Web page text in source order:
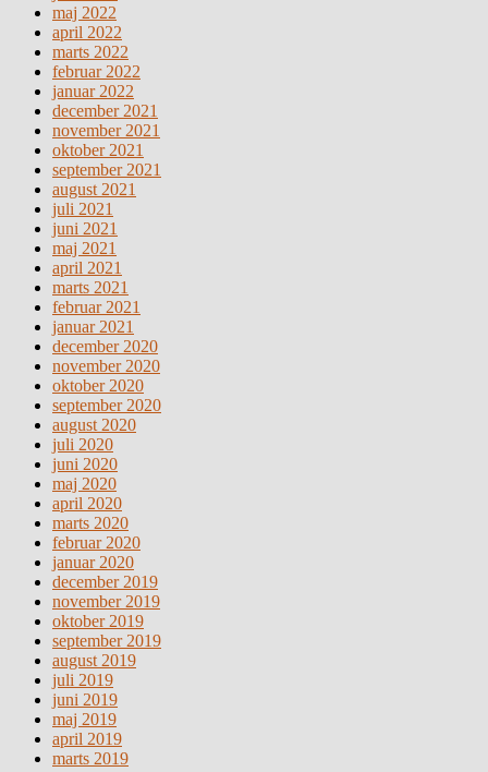
maj 2022
april 2022
marts 2022
februar 2022
januar 2022
december 2021
november 2021
oktober 2021
september 2021
august 2021
juli 2021
juni 2021
maj 2021
april 2021
marts 2021
februar 2021
januar 2021
december 2020
november 2020
oktober 2020
september 2020
august 2020
juli 2020
juni 2020
maj 2020
april 2020
marts 2020
februar 2020
januar 2020
december 2019
november 2019
oktober 2019
september 2019
august 2019
juli 2019
juni 2019
maj 2019
april 2019
marts 2019